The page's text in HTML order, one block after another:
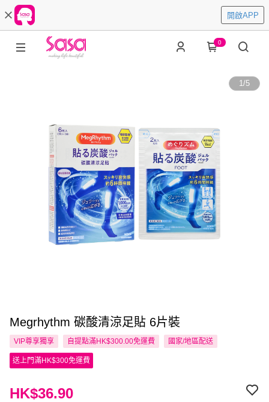
開啟APP
0
1/5
Megrhythm 碳酸清涼足貼 6片裝
VIP尊享獨享 自提點滿HK$300.00免運費 國家/地區配送
送上門滿HK$300免運費
HK$36.90